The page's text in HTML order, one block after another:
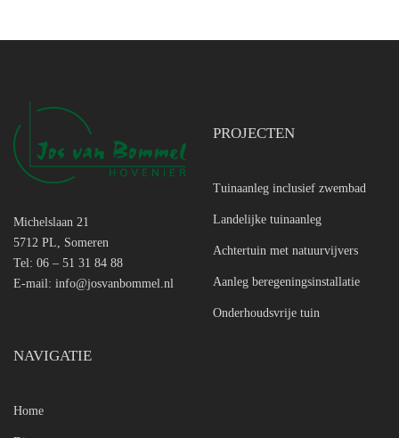
Michelslaan 21
5712 PL, Someren
Tel: 06 – 51 31 84 88
E-mail: info@josvanbommel.nl
PROJECTEN
Tuinaanleg inclusief zwembad
Landelijke tuinaanleg
Achtertuin met natuurvijvers
Aanleg beregeningsinstallatie
Onderhoudsvrije tuin
NAVIGATIE
Home